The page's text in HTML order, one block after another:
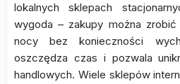
lokalnych sklepach
wygoda – zakupy można
nocy bez konieczności
oszczędza czas i pozwala
handlowych. Wiele sklepów